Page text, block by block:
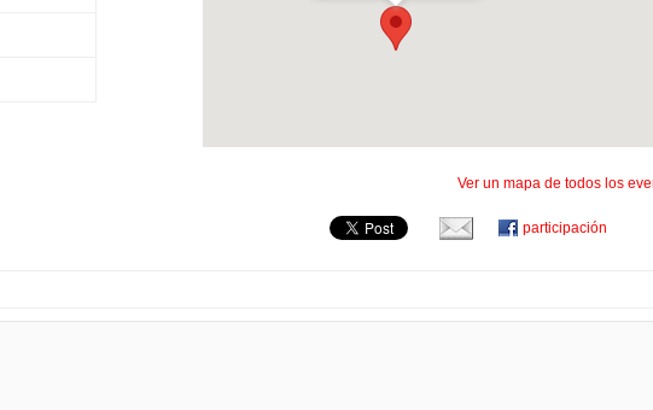
Ver un mapa de todos los
participación